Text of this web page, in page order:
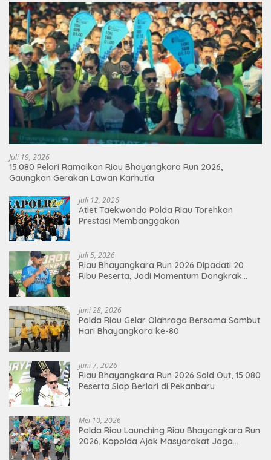
Juli 19, 2026
15.080 Pelari Ramaikan Riau Bhayangkara Run 2026,
Gaungkan Gerakan Lawan Karhutla
Juli 12, 2026
Atlet Taekwondo Polda Riau Torehkan
Prestasi Membanggakan
Juli 5, 2026
Riau Bhayangkara Run 2026 Dipadati 20
Ribu Peserta, Jadi Momentum Dongkrak
Juni 28, 2026
Polda Riau Gelar Olahraga Bersama Sambut
Hari Bhayangkara ke-80
Juni 7, 2026
Riau Bhayangkara Run 2026 Sold Out, 15.080
Peserta Siap Berlari di Pekanbaru
Mei 10, 2026
Polda Riau Launching Riau Bhayangkara Run
2026, Kapolda Ajak Masyarakat Jaga